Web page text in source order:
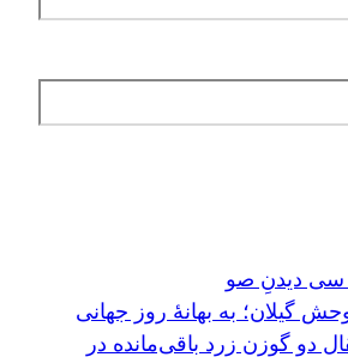
سی دیدنِ صو
گیلان؛ به بهانهٔ روز جهانی
دو گوزن زرد باقی‌مانده در